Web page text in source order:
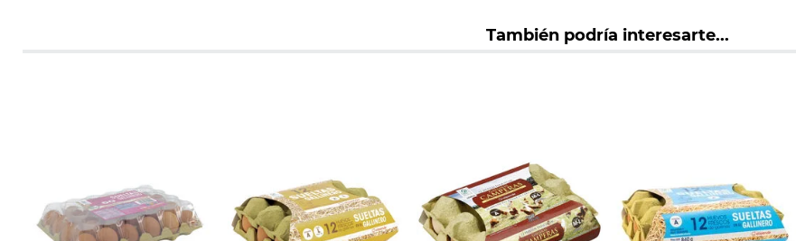
También podría interesarte...